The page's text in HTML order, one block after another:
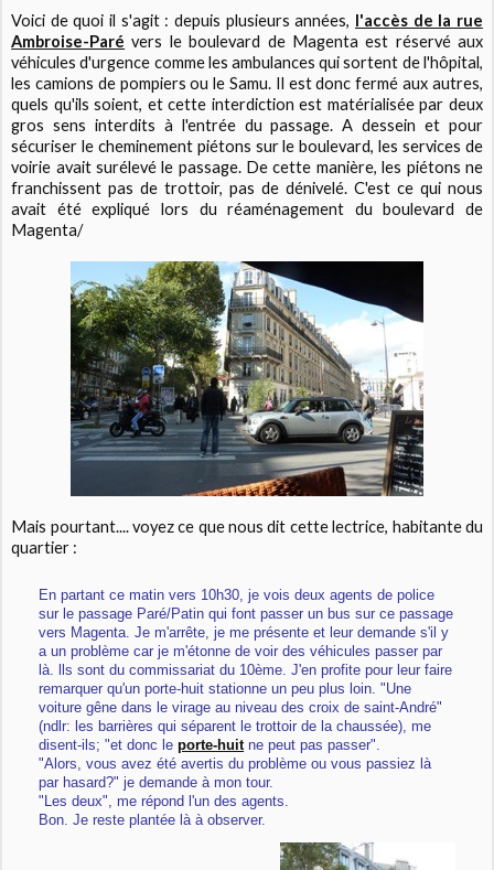
Voici de quoi il s'agit : depuis plusieurs années, l'accès de la rue
Ambroise-Paré vers le boulevard de Magenta est réservé aux
véhicules d'urgence comme les ambulances qui sortent de l'hôpital,
les camions de pompiers ou le Samu. Il est donc fermé aux autres,
quels qu'ils soient, et cette interdiction est matérialisée par deux
gros sens interdits à l'entrée du passage. A dessein et pour
sécuriser le cheminement piétons sur le boulevard, les services de
voirie avait surélevé le passage. De cette manière, les piétons ne
franchissent pas de trottoir, pas de dénivelé. C'est ce qui nous
avait été expliqué lors du réaménagement du boulevard de
Magenta/
Mais pourtant.... voyez ce que nous dit cette lectrice, habitante du
quartier :
En partant ce matin vers 10h30, je vois deux agents de police
sur le passage Paré/Patin qui font passer un bus sur ce passage
vers Magenta. Je m'arrête, je me présente et leur demande s'il y
a un problème car je m'étonne de voir des véhicules passer par
là. lls sont du commissariat du 10ème. J'en profite pour leur faire
remarquer qu'un porte-huit stationne un peu plus loin. "Une
voiture gêne dans le virage au niveau des croix de saint-André"
(ndlr: les barrières qui séparent le trottoir de la chaussée), me
disent-ils; "et donc leporte-huit ne peut pas passer".
"Alors, vous avez été avertis du problème ou vous passiez là
par hasard?" je demande à mon tour.
"Les deux", me répond l'un des agents.
Bon. Je reste plantée là à observer.